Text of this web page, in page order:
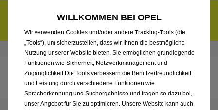
Händlerbereich von Auto Pieroth GmbH & Co. KG
6.000 € staatliche Förderungsprämie für E-Autos und Plug-in-
Hybride. Mehr erfahren >>
WILLKOMMEN BEI OPEL
Wir verwenden Cookies und/oder andere Tracking-Tools (die
„Tools“), um sicherzustellen, dass wir Ihnen die bestmögliche
Nutzung unserer Website bieten. Sie ermöglichen grundlegende
Funktionen wie Sicherheit, Netzwerkmanagement und
Zugänglichkeit.Die Tools verbessern die Benutzerfreundlichkeit
und Leistung durch verschiedene Funktionen wie
Spracherkennung und Suchergebnisse und tragen so dazu bei,
unser Angebot für Sie zu optimieren. Unsere Website kann auch